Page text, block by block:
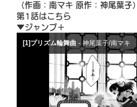
（作画：南マキ 原作：神尾葉子）
第1話はこちら
▼ジャンプ＋